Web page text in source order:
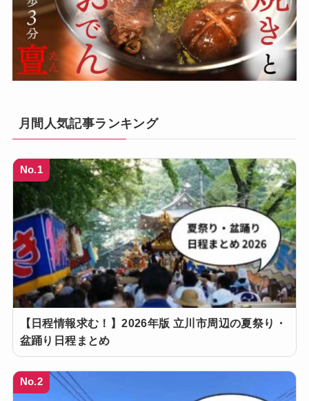
月間人気記事ランキング
No.1
【日程情報求む！】2026年版 立川市周辺の夏祭り・
盆踊り日程まとめ
No.2